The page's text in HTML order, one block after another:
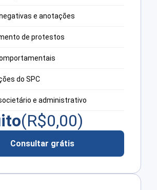
e anotações
de protestos
do SPC
e administrativo
(R$0,00)
Consultar grátis